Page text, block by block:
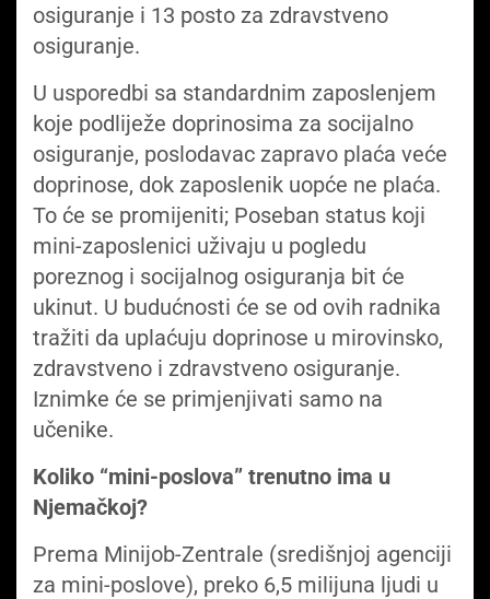
osiguranje i 13 posto za zdravstveno
osiguranje.
U usporedbi sa standardnim zaposlenjem
koje podliježe doprinosima za socijalno
osiguranje, poslodavac zapravo plaća veće
doprinose, dok zaposlenik uopće ne plaća.
To će se promijeniti; Poseban status koji
mini-zaposlenici uživaju u pogledu
poreznog i socijalnog osiguranja bit će
ukinut. U budućnosti će se od ovih radnika
tražiti da uplaćuju doprinose u mirovinsko,
zdravstveno i zdravstveno osiguranje.
Iznimke će se primjenjivati ​​samo na
učenike.
Koliko “mini-poslova” trenutno ima u
Njemačkoj?
Prema Minijob-Zentrale (središnjoj agenciji
za mini-poslove), preko 6,5 milijuna ljudi u